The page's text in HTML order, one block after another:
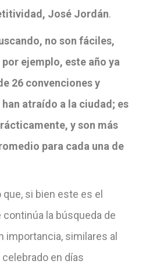
José Jordán.
no son fáciles,
ejemplo, este año ya
26 convenciones y
atraído a la ciudad; es
y son más
para cada una de
si bien este es el
la búsqueda de
importancia, similares al
en días